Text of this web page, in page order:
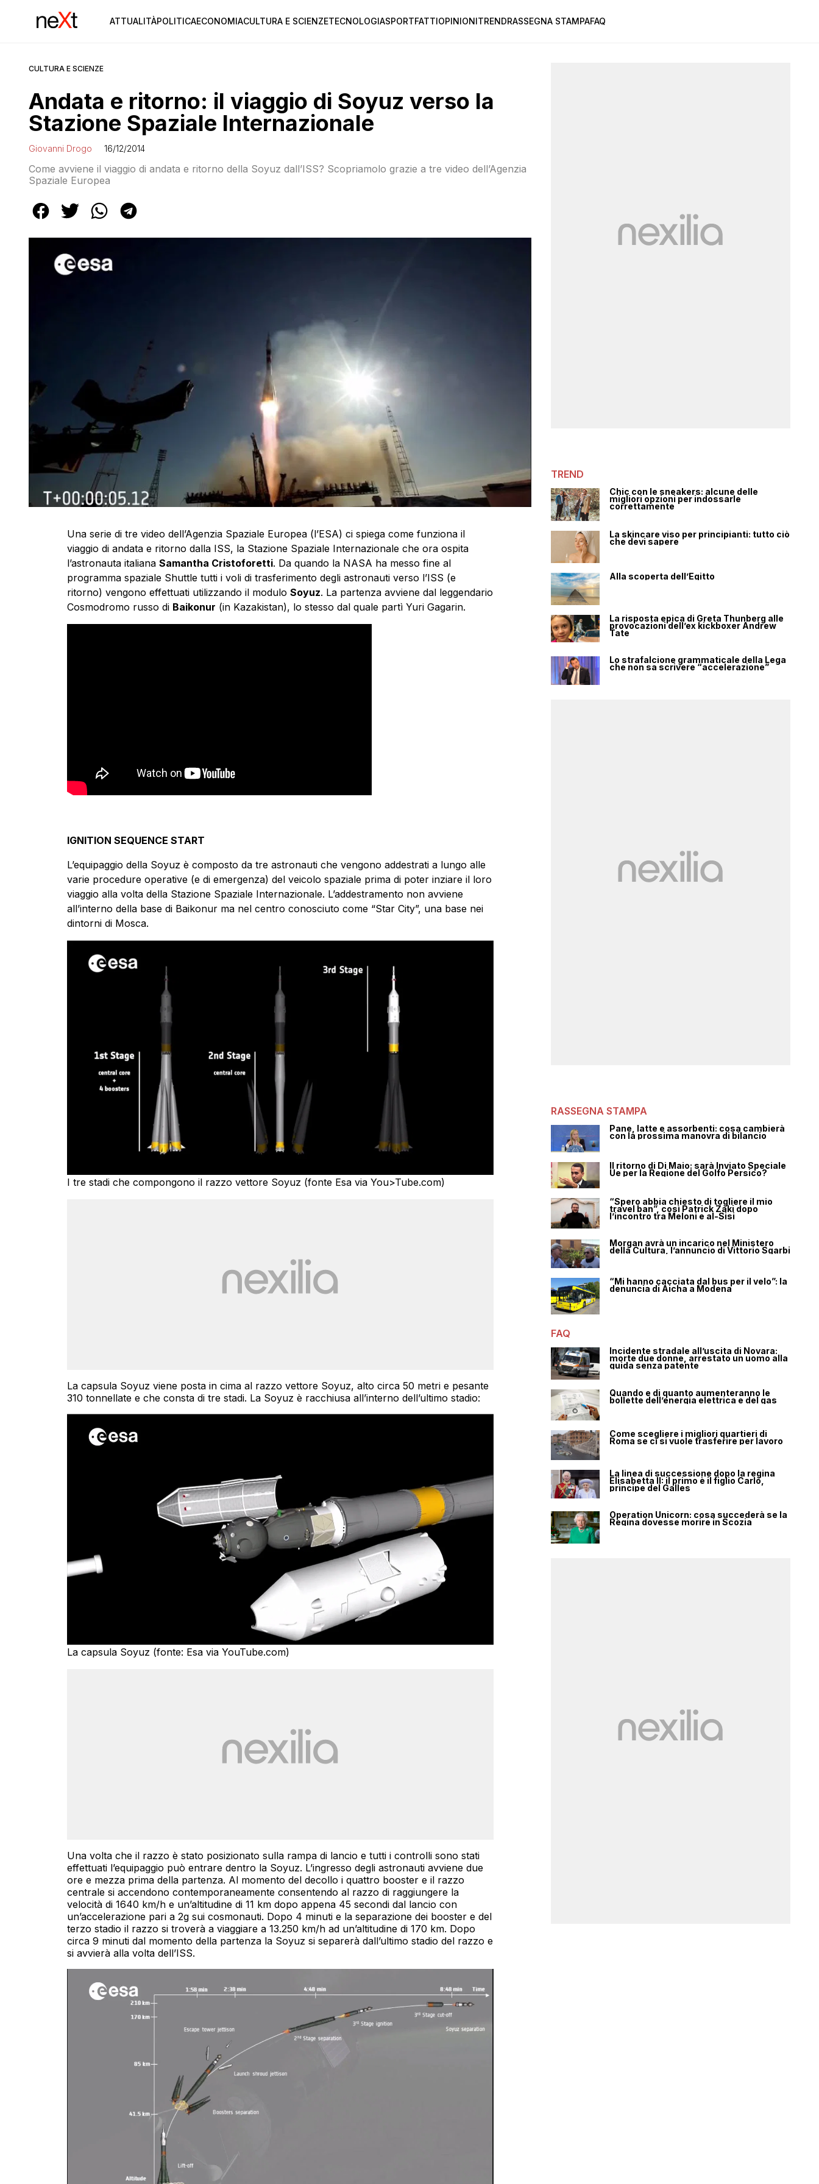
ATTUALITÀPOLITICAECONOMIACULTURA E SCIENZETECNOLOGIASPORTFATTIOPINIONITRENDRASSEGNA STAMPAFAQ
CULTURA E SCIENZE
Andata e ritorno: il viaggio di Soyuz verso la
Stazione Spaziale Internazionale
Giovanni Drogo 16/12/2014
Come avviene il viaggio di andata e ritorno della Soyuz dall’ISS? Scopriamolo grazie a tre video dell’Agenzia
Spaziale Europea
Una serie di tre video dell’Agenzia Spaziale Europea (l’ESA) ci spiega come funziona il
viaggio di andata e ritorno dalla ISS, la Stazione Spaziale Internazionale che ora ospita
l’astronauta italiana Samantha Cristoforetti. Da quando la NASA ha messo fine al
programma spaziale Shuttle tutti i voli di trasferimento degli astronauti verso l’ISS (e
ritorno) vengono effettuati utilizzando il modulo Soyuz. La partenza avviene dal leggendario
Cosmodromo russo di Baikonur (in Kazakistan), lo stesso dal quale partì Yuri Gagarin.
IGNITION SEQUENCE START
L’equipaggio della Soyuz è composto da tre astronauti che vengono addestrati a lungo alle
varie procedure operative (e di emergenza) del veicolo spaziale prima di poter inziare il loro
viaggio alla volta della Stazione Spaziale Internazionale. L’addestramento non avviene
all’interno della base di Baikonur ma nel centro conosciuto come “Star City”, una base nei
dintorni di Mosca.
I tre stadi che compongono il razzo vettore Soyuz (fonte Esa via You>Tube.com)
La capsula Soyuz viene posta in cima al razzo vettore Soyuz, alto circa 50 metri e pesante
310 tonnellate e che consta di tre stadi. La Soyuz è racchiusa all’interno dell’ultimo stadio:
La capsula Soyuz (fonte: Esa via YouTube.com)
Una volta che il razzo è stato posizionato sulla rampa di lancio e tutti i controlli sono stati
effettuati l’equipaggio può entrare dentro la Soyuz. L’ingresso degli astronauti avviene due
ore e mezza prima della partenza. Al momento del decollo i quattro booster e il razzo
centrale si accendono contemporaneamente consentendo al razzo di raggiungere la
velocità di 1640 km/h e un’altitudine di 11 km dopo appena 45 secondi dal lancio con
un’accelerazione pari a 2g sui cosmonauti. Dopo 4 minuti e la separazione dei booster e del
terzo stadio il razzo si troverà a viaggiare a 13.250 km/h ad un’altitudine di 170 km. Dopo
circa 9 minuti dal momento della partenza la Soyuz si separerà dall’ultimo stadio del razzo e
si avvierà alla volta dell’ISS.
TREND
Chic con le sneakers: alcune delle
migliori opzioni per indossarle
correttamente
La skincare viso per principianti: tutto ciò
che devi sapere
Alla scoperta dell’Egitto
La risposta epica di Greta Thunberg alle
provocazioni dell’ex kickboxer Andrew
Tate
Lo strafalcione grammaticale della Lega
che non sa scrivere “accelerazione”
RASSEGNA STAMPA
Pane, latte e assorbenti: cosa cambierà
con la prossima manovra di bilancio
Il ritorno di Di Maio: sarà Inviato Speciale
Ue per la Regione del Golfo Persico?
“Spero abbia chiesto di togliere il mio
travel ban”, così Patrick Zaki dopo
l’incontro tra Meloni e al-Sisi
Morgan avrà un incarico nel Ministero
della Cultura, l’annuncio di Vittorio Sgarbi
“Mi hanno cacciata dal bus per il velo”: la
denuncia di Aicha a Modena
FAQ
Incidente stradale all’uscita di Novara:
morte due donne, arrestato un uomo alla
guida senza patente
Quando e di quanto aumenteranno le
bollette dell’energia elettrica e del gas
Come scegliere i migliori quartieri di
Roma se ci si vuole trasferire per lavoro
La linea di successione dopo la regina
Elisabetta II: il primo è il figlio Carlo,
principe del Galles
Operation Unicorn: cosa succederà se la
Regina dovesse morire in Scozia